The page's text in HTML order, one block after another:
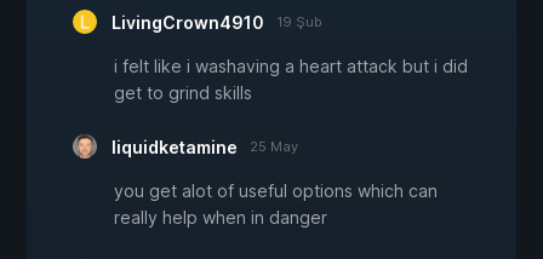
LivingCrown4910 19 Şub
i felt like i washaving a heart attack but i did
get to grind skills
liquidketamine 25 May
you get alot of useful options which can
really help when in danger